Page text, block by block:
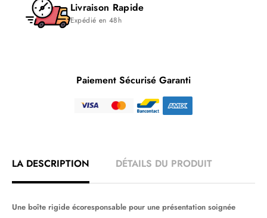
Livraison Rapide
Expédié en 48h
Paiement Sécurisé Garanti
LA DESCRIPTION DÉTAILS DU PRODUIT
Une boîte rigide écoresponsable pour une présentation soignée